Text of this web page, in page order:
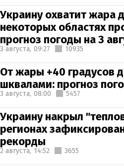
Украину охватит жара
некоторых областях
прогноз погоды на 3
3 августа, 09:27 10935
От жары +40 градусов
шквалами: прогноз
3 августа, 08:00 5457
Украину накрыл
регионах
рекорды
2 августа, 14:52 3655